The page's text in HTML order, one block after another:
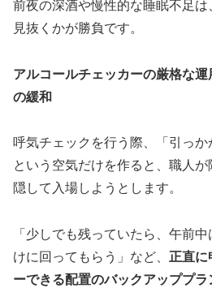
前夜の深酒や慢性的な睡眠不足
見抜くかが勝負です。
アルコールチェッカーの厳格な運
の緩和
呼気チェックを行う際、「引っか
という空気だけを作ると、職人
隠して入場しようとします。
「少しでも残っていたら、午前
けに回ってもらう」など、 正直に
ーできる配置のバックアッププラ